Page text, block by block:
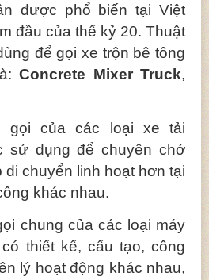
được phổ biến tại Việt
đầu của thế kỷ 20. Thuật
để gọi xe trộn bê tông
Concrete Mixer Truck,
gọi của các loại xe tải
sử dụng để chuyên chở
di chuyển linh hoạt hơn tại
khác nhau.
chung của các loại máy
thiết kế, cấu tạo, công
lý hoạt động khác nhau,